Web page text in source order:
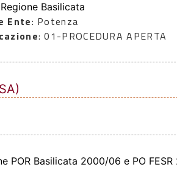
Basilicata
Ente: Potenza
: 01-PROCEDURA APERTA
POR Basilicata 2000/06 e PO FESR